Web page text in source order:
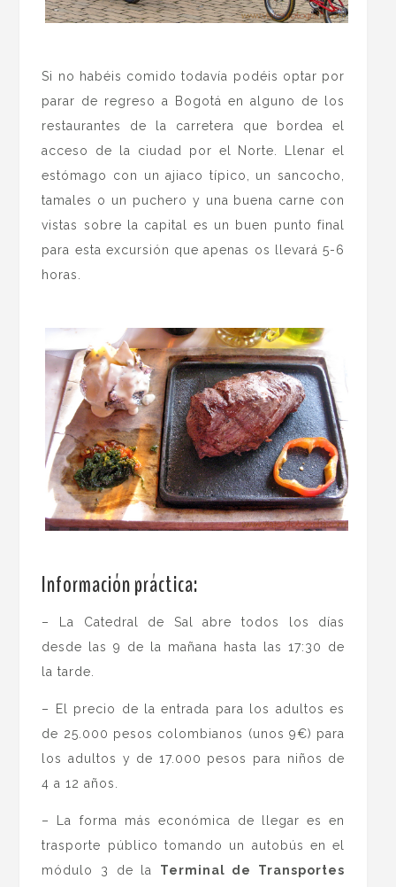
Si no habéis comido todavía podéis optar por
parar de regreso a Bogotá en alguno de los
restaurantes de la carretera que bordea el
acceso de la ciudad por el Norte. Llenar el
estómago con un ajiaco típico, un sancocho,
tamales o un puchero y una buena carne con
vistas sobre la capital es un buen punto final
para esta excursión que apenas os llevará 5-6
horas.
Información práctica:
– La Catedral de Sal abre todos los días
desde las 9 de la mañana hasta las 17:30 de
la tarde.
– El precio de la entrada para los adultos es
de 25.000 pesos colombianos (unos 9€) para
los adultos y de 17.000 pesos para niños de
4 a 12 años.
– La forma más económica de llegar es en
trasporte público tomando un autobús en el
módulo 3 de la Terminal de Transportes